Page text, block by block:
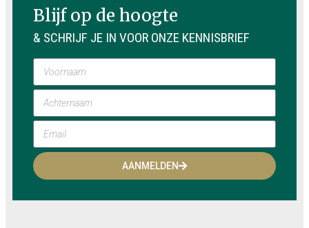
Blijf op de hoogte
& SCHRIJF JE IN VOOR ONZE KENNISBRIEF
AANMELDEN